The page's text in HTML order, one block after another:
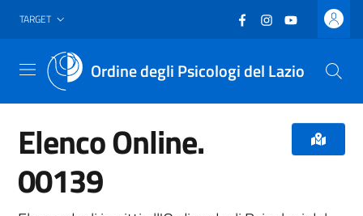
Vai al header
Vai al contenuto principale
Vai al footer
TARGET Facebook
(nuova scheda -
Instagram
(nuova scheda
YouTube
(nuova
Ordine degli Psicologi del Lazio
Menu
Elenco Online.
00139